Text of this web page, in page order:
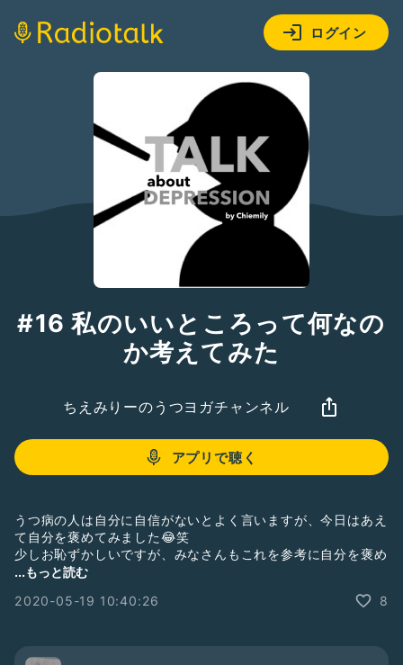
ログイン
#16 私のいいところって何なの
か考えてみた
ちえみりーのうつヨガチャンネル
アプリで聴く
うつ病の人は自分に自信がないとよく言いますが、今日はあえ
て自分を褒めてみました😂笑
少しお恥ずかしいですが、みなさんもこれを参考に自分を褒め
てみてください！
#ひとり語り
#落ち着きある
#ヨガインストラクター
...もっと読む
2020-05-19 10:40:26
8